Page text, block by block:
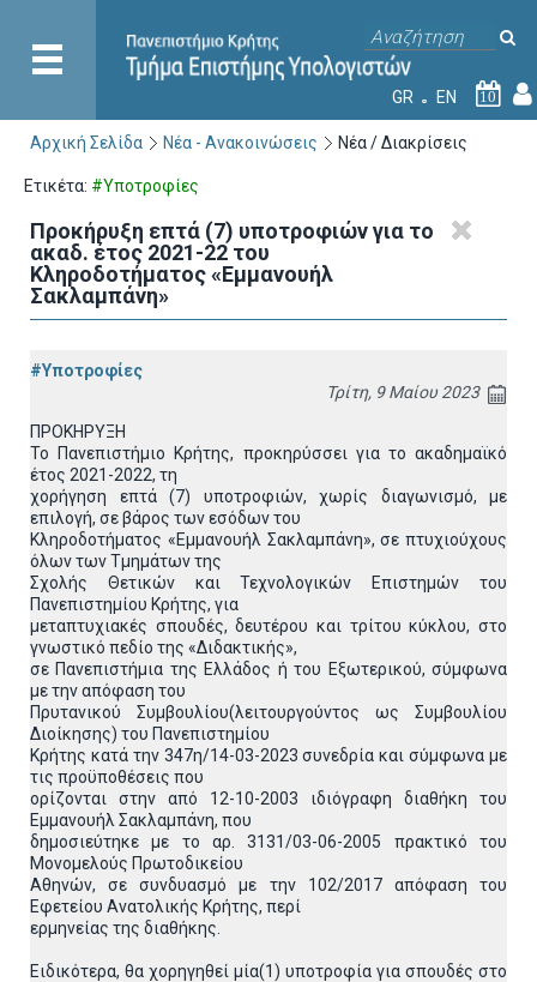
GR EN 10
Αρχική Σελίδα Νέα - Ανακοινώσεις Νέα / Διακρίσεις
Ετικέτα: #Υποτροφίες
Προκήρυξη επτά (7) υποτροφιών για το
ακαδ. έτος 2021-22 του
Κληροδοτήματος «Εμμανουήλ
Σακλαμπάνη»
#Υποτροφίες
Τρίτη, 9 Μαίου 2023
ΠΡΟΚΗΡΥΞΗ
Το Πανεπιστήμιο Κρήτης, προκηρύσσει για το ακαδημαϊκό
έτος 2021-2022, τη
χορήγηση επτά (7) υποτροφιών, χωρίς διαγωνισμό, με
επιλογή, σε βάρος των εσόδων του
Κληροδοτήματος «Εμμανουήλ Σακλαμπάνη», σε πτυχιούχους
όλων των Τμημάτων της
Σχολής Θετικών και Τεχνολογικών Επιστημών του
Πανεπιστημίου Κρήτης, για
μεταπτυχιακές σπουδές, δευτέρου και τρίτου κύκλου, στο
γνωστικό πεδίο της «Διδακτικής»,
σε Πανεπιστήμια της Ελλάδος ή του Εξωτερικού, σύμφωνα
με την απόφαση του
Πρυτανικού Συμβουλίου(λειτουργούντος ως Συμβουλίου
Διοίκησης) του Πανεπιστημίου
Κρήτης κατά την 347η/14-03-2023 συνεδρία και σύμφωνα με
τις προϋποθέσεις που
ορίζονται στην από 12-10-2003 ιδιόγραφη διαθήκη του
Εμμανουήλ Σακλαμπάνη, που
δημοσιεύτηκε με το αρ. 3131/03-06-2005 πρακτικό του
Μονομελούς Πρωτοδικείου
Αθηνών, σε συνδυασμό με την 102/2017 απόφαση του
Εφετείου Ανατολικής Κρήτης, περί
ερμηνείας της διαθήκης.
Ειδικότερα, θα χορηγηθεί μία(1) υποτροφία για σπουδές στο